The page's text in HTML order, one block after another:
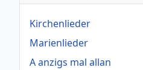
Kirchenlieder
Marienlieder
A anzigs mal allan